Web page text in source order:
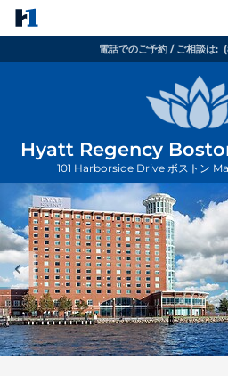
電話でのご予約 / ご相談は:
Hyatt Regency
101 Harborside Drive ボストン